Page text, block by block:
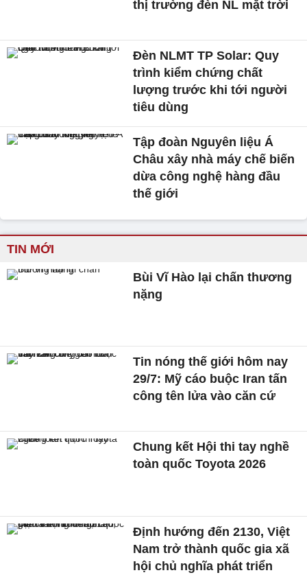
thị trường đèn NL mặt trời
Đèn NLMT TP Solar: Quy
trình kiểm chứng chất
lượng trước khi tới người
tiêu dùng
Tập đoàn Nguyên liệu Á
Châu xây nhà máy chế biến
dừa công nghệ hàng đầu
thế giới
TIN MỚI
Bùi Vĩ Hào lại chấn thương
nặng
Tin nóng thế giới hôm nay
29/7: Mỹ cáo buộc Iran tấn
công tên lửa vào căn cứ
Chung kết Hội thi tay nghề
toàn quốc Toyota 2026
Định hướng đến 2130, Việt
Nam trở thành quốc gia xã
hội chủ nghĩa phát triển